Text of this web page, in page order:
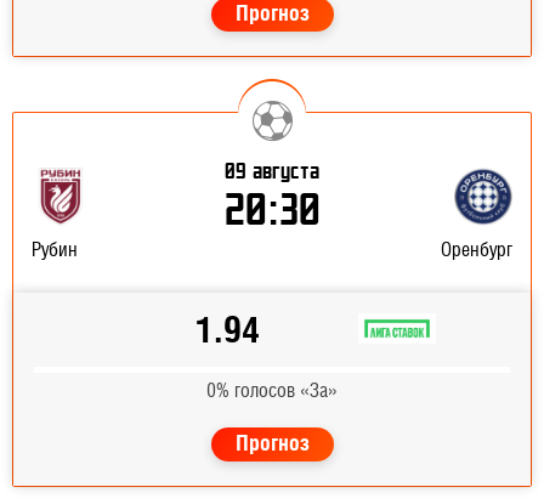
Прогноз
09 августа
20:30
Рубин Оренбург
1.94
0% голосов «За»
Прогноз